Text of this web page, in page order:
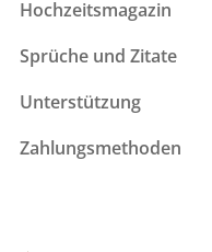
Hochzeitsmagazin
Sprüche und Zitate
Unterstützung
Zahlungsmethoden